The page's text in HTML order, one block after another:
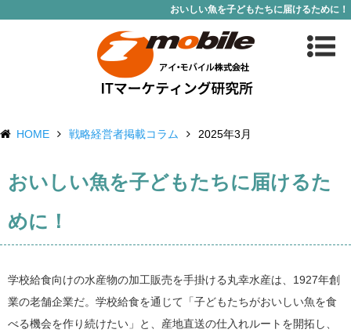
おいしい魚を子どもたちに届けるために！
HOME 戦略経営者掲載コラム 2025年3月
おいしい魚を子どもたちに届けるた
めに！
学校給食向けの水産物の加工販売を手掛ける丸幸水産は、1927年創
業の老舗企業だ。学校給食を通じて「子どもたちがおいしい魚を食
べる機会を作り続けたい」と、産地直送の仕入れルートを開拓し、